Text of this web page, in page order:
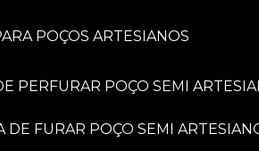
POÇOS ARTESIANOS
PERFURAR POÇO SEMI
DE FURAR POÇO SEMI